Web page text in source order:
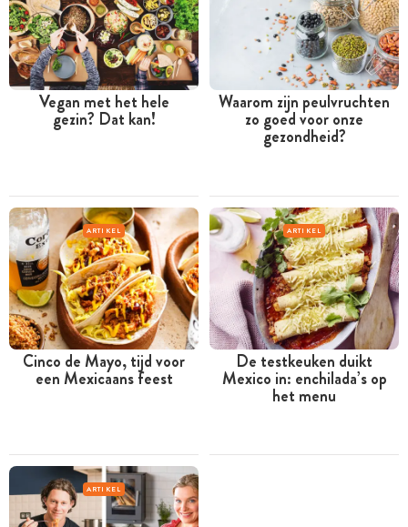
Vegan met het hele
gezin? Dat kan!
Waarom zijn peulvruchten
zo goed voor onze
gezondheid?
ARTIKEL
Cinco de Mayo, tijd voor
een Mexicaans feest
ARTIKEL
De testkeuken duikt
Mexico in: enchilada’s op
het menu
ARTIKEL